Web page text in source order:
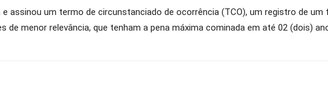
e assinou um termo de circunstanciado de ocorrência (TCO), um registro de
de menor relevância, que tenham a pena máxima cominada em até 02 (dois)